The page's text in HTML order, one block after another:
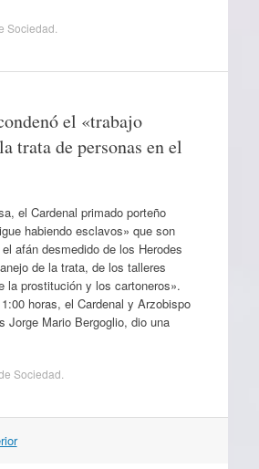
Sociedad
el «trabajo
trata de personas en el
el Cardenal primado porteño
habiendo esclavos» que son
afán desmedido de los Herodes
de la trata, de los talleres
la prostitución y los cartoneros».
horas, el Cardenal y Arzobispo
Jorge Mario Bergoglio, dio una
Sociedad